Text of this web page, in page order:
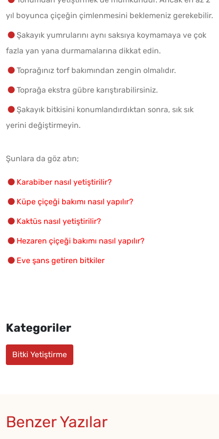
yıl boyunca çiçeğin çimlenmesini beklemeniz gerekebilir.
Şakayık yumrularını aynı saksıya koymamaya ve çok
fazla yan yana durmamalarına dikkat edin.
Toprağınız torf bakımından zengin olmalıdır.
Toprağa ekstra gübre karıştırabilirsiniz.
Şakayık bitkisini konumlandırdıktan sonra, sık sık
yerini değiştirmeyin.
Şunlara da göz atın;
Karabiber nasıl yetiştirilir?
Küpe çiçeği bakımı nasıl yapılır?
Kaktüs nasıl yetiştirilir?
Hezaren çiçeği bakımı nasıl yapılır?
Eve şans getiren bitkiler
Kategoriler
Bitki Yetiştirme
Benzer Yazılar